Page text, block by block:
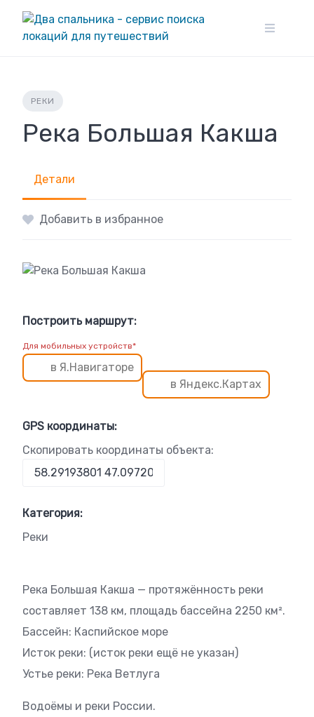
content
РЕКИ
Река Большая Какша
Детали
Добавить в избранное
Построить маршрут:
Для мобильных устройств*
в Я.Навигаторе
в Яндекс.Картах
GPS координаты:
Скопировать координаты объекта:
Категория:
Реки
Река Большая Какша — протяжённость реки
составляет 138 км, площадь бассейна 2250 км².
Бассейн: Каспийское море
Исток реки: (исток реки ещё не указан)
Устье реки: Река Ветлуга
Водоёмы и реки России.